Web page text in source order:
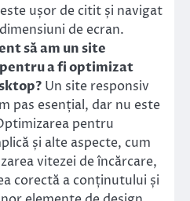
ușor de citit și navigat
de ecran.
să am un site
a fi optimizat
Un site responsiv
pas esențial, dar nu este
pentru
și alte aspecte, cum
vitezei de încărcare,
corectă a conținutului și